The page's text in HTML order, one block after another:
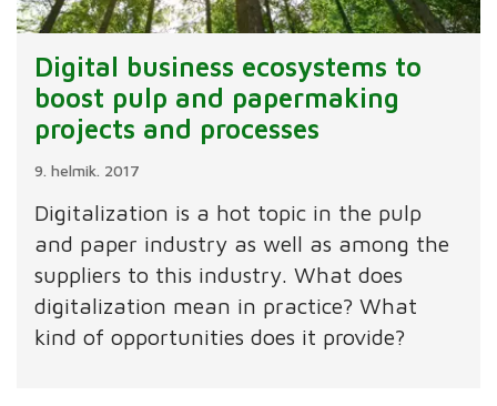
Digital business ecosystems to
boost pulp and papermaking
projects and processes
9. helmik. 2017
Digitalization is a hot topic in the pulp
and paper industry as well as among the
suppliers to this industry. What does
digitalization mean in practice? What
kind of opportunities does it provide?